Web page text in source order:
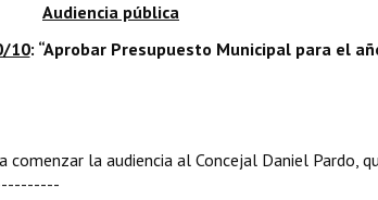
Audiencia pública
10: “Aprobar Presupuesto Municipal para el
comenzar la audiencia al Concejal Daniel Pardo,